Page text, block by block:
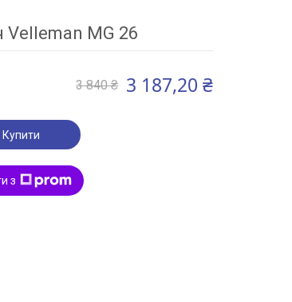
MG 26
3 840 ₴ 3 187,20 ₴
Купити
з